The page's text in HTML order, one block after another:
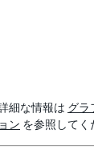
細な情報は グラ
ン を参照してく